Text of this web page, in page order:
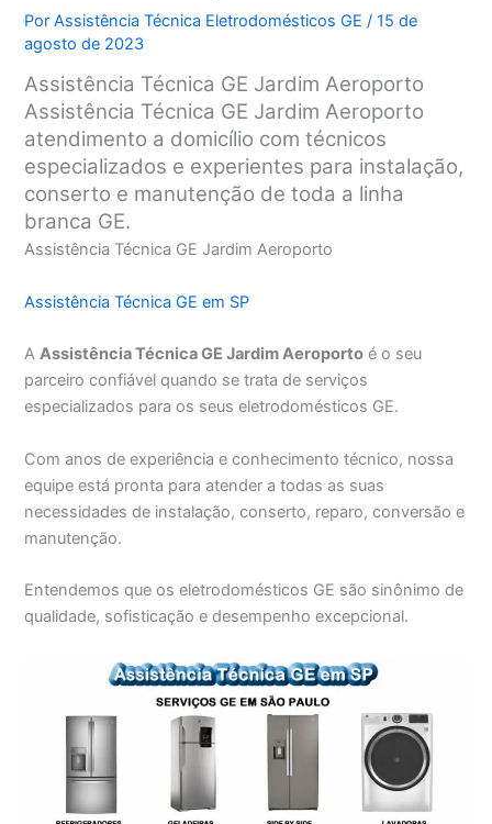
PorAssistência Técnica Eletrodomésticos GE/15 de
agosto de 2023
Assistência Técnica GE Jardim Aeroporto
Assistência Técnica GE Jardim Aeroporto
atendimento a domicílio com técnicos
especializados e experientes para instalação,
conserto e manutenção de toda a linha
branca GE.
Assistência Técnica GE Jardim Aeroporto
Assistência Técnica GE em SP
AAssistência Técnica GE Jardim Aeroporto é o seu
parceiro confiável quando se trata de serviços
especializados para os seus eletrodomésticos GE.
Com anos de experiência e conhecimento técnico, nossa
equipe está pronta para atender a todas as suas
necessidades de instalação, conserto, reparo, conversão e
manutenção.
Entendemos que os eletrodomésticos GE são sinônimo de
qualidade, sofisticação e desempenho excepcional.